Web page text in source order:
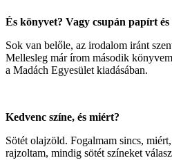
És könyvet? Vagy csupán papírt és
Sok van belőle, az irodalom iránt
Mellesleg már írom második
a Madách Egyesület kiadásában.
Kedvenc színe, és miért?
Sötét olajzöld. Fogalmam sincs,
rajzoltam, mindig sötét színeket